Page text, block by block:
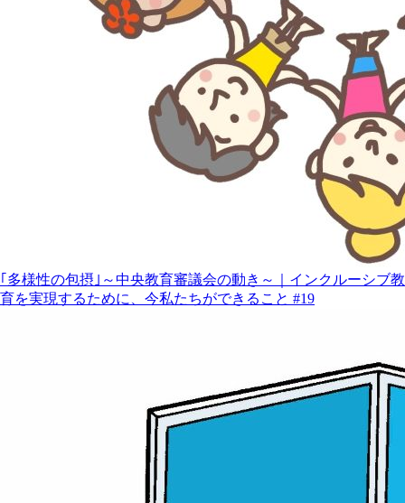
｢多様性の包摂｣～中央教育審議会の動き～｜インクルーシブ教
育を実現するために、今私たちができること #19